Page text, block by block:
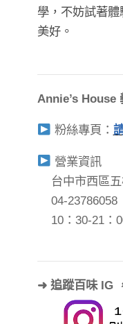
學，不妨試著
美好。
Annie’s House
粉絲專頁：
營業資訊
台中市西區五
04-23786058
10：30-21：
➜ 追蹤百味 IG